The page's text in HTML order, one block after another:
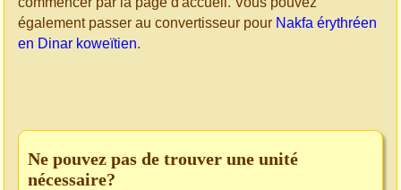
également passer au convertisseur pour Nakfa érythréen
en Dinar koweïtien.
Ne pouvez pas de trouver une unité
nécessaire?